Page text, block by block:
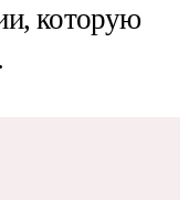
которую